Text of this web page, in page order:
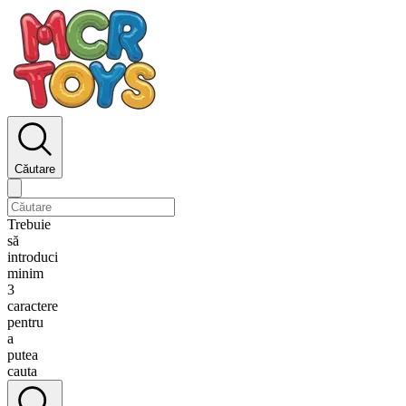
Căutare
Trebuie
să
introduci
minim
3
caractere
pentru
a
putea
cauta